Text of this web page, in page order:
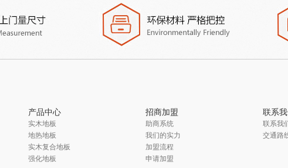
产品中心
实木地板
地热地板
实木复合地板
强化地板
招商加盟
助商系统
我们的实力
加盟流程
申请加盟
联系
联系我
交通路